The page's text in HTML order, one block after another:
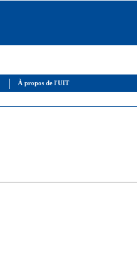
À propos de l'UIT